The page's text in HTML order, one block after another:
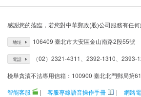
感謝您的蒞臨，若您對中華郵政(股)公司服務有任何
地址 106409 臺北市大安區金山南路2段55號
電話 （02）2321-4311、2392-1310、2393-
檢舉貪瀆不法專用信箱：100900 臺北北門郵局第
智能客服
| 客服專線語音操作手冊 | 網路